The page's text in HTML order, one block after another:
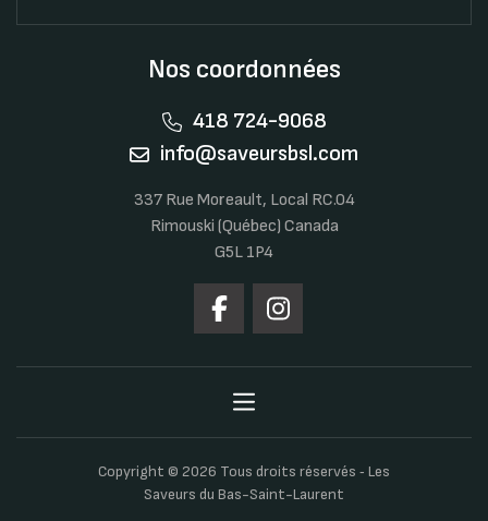
Nos coordonnées
418 724-9068
info@saveursbsl.com
337 Rue Moreault, Local RC.04
Rimouski (Québec) Canada
G5L 1P4
Copyright © 2026 Tous droits réservés ‐ Les
Saveurs du Bas-Saint-Laurent